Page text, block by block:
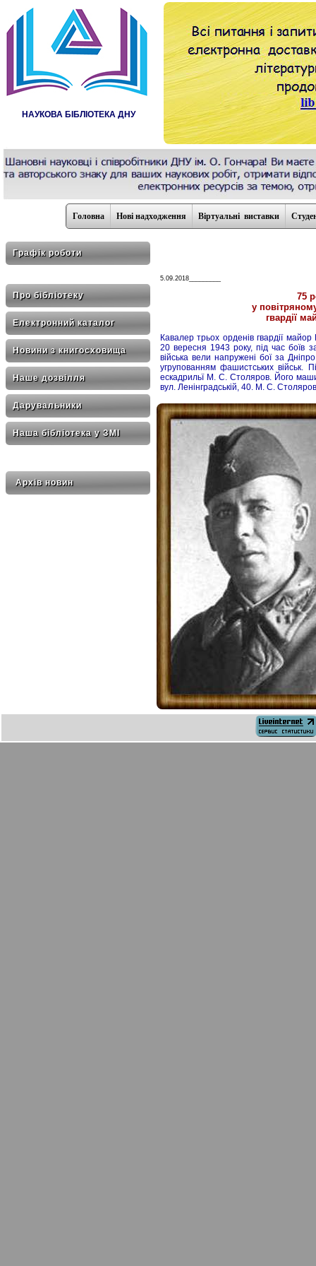
НАУКОВА БІБЛІОТЕКА ДНУ
Головна Нові надходження Віртуальні виставки
Графік роботи
Про бібліотеку
Електронний каталог
Новини з книгосховища
Наше дозвілля
Дарувальники
Наша бібліотека у ЗМІ
Архів новин
5.09.2018_________
75
у
гвардії
Кавалер трьох орденів гвардії
20 вересня 1943 року, під час боїв
війська вели напружені бої за
угрупованням фашистських військ.
ескадрильї М. С. Столяров. Його
вул. Ленінградській, 40. М. С.